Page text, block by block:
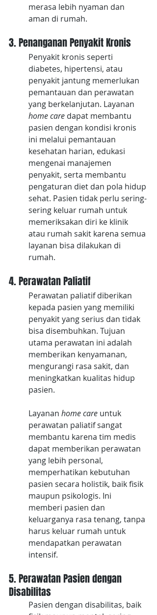
merasa lebih nyaman dan
aman di rumah.
3. Penanganan Penyakit Kronis
Penyakit kronis seperti
diabetes, hipertensi, atau
penyakit jantung memerlukan
pemantauan dan perawatan
yang berkelanjutan. Layanan
home care dapat membantu
pasien dengan kondisi kronis
ini melalui pemantauan
kesehatan harian, edukasi
mengenai manajemen
penyakit, serta membantu
pengaturan diet dan pola hidup
sehat. Pasien tidak perlu sering-
sering keluar rumah untuk
memeriksakan diri ke klinik
atau rumah sakit karena semua
layanan bisa dilakukan di
rumah.
4. Perawatan Paliatif
Perawatan paliatif diberikan
kepada pasien yang memiliki
penyakit yang serius dan tidak
bisa disembuhkan. Tujuan
utama perawatan ini adalah
memberikan kenyamanan,
mengurangi rasa sakit, dan
meningkatkan kualitas hidup
pasien.
Layanan home care untuk
perawatan paliatif sangat
membantu karena tim medis
dapat memberikan perawatan
yang lebih personal,
memperhatikan kebutuhan
pasien secara holistik, baik fisik
maupun psikologis. Ini
memberi pasien dan
keluarganya rasa tenang, tanpa
harus keluar rumah untuk
mendapatkan perawatan
intensif.
5. Perawatan Pasien dengan
Disabilitas
Pasien dengan disabilitas, baik